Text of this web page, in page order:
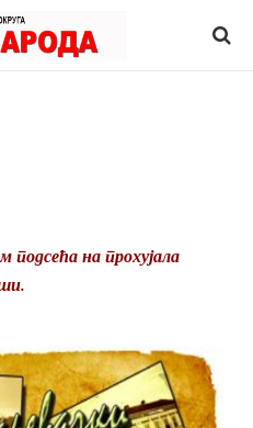
подсећа на прохујала